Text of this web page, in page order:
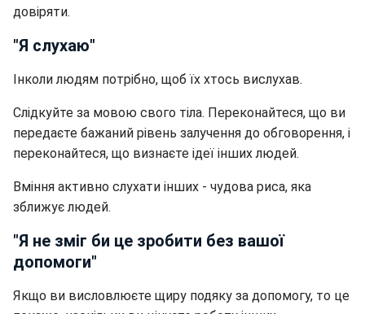
довіряти.
"Я слухаю"
Інколи людям потрібно, щоб їх хтось вислухав.
Слідкуйте за мовою свого тіла. Переконайтеся, що ви
передаєте бажаний рівень залучення до обговорення, і
переконайтеся, що визнаєте ідеї інших людей.
Вміння активно слухати інших - чудова риса, яка
зближує людей.
"Я не зміг би це зробити без вашої
допомоги"
Якщо ви висловлюєте щиру подяку за допомогу, то це